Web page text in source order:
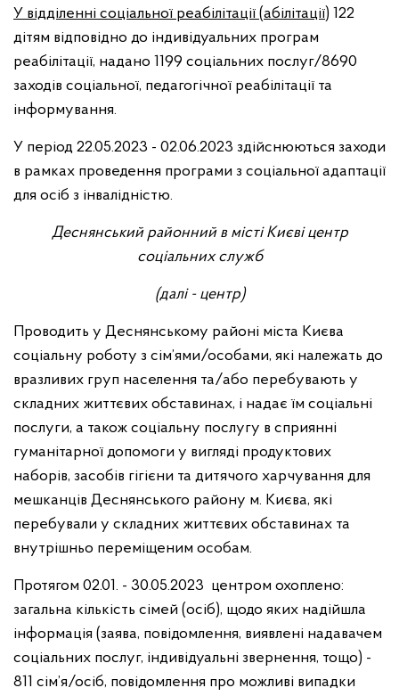
У відділенні соціальної реабілітації (абілітації) 122
дітям відповідно до індивідуальних програм
реабілітації, надано 1199 соціальних послуг/8690
заходів соціальної, педагогічної реабілітації та
інформування.
У період 22.05.2023 - 02.06.2023 здійснюються заходи
в рамках проведення програми з соціальної адаптації
для осіб з інвалідністю.
Деснянський районний в місті Києві центр
соціальних служб
(далі - центр)
Проводить у Деснянському районі міста Києва
соціальну роботу з сім’ями/особами, які належать до
вразливих груп населення та/або перебувають у
складних життєвих обставинах, і надає їм соціальні
послуги, а також соціальну послугу в сприянні
гуманітарної допомоги у вигляді продуктових
наборів, засобів гігієни та дитячого харчування для
мешканців Деснянського району м. Києва, які
перебували у складних життєвих обставинах та
внутрішньо переміщеним особам.
Протягом 02.01. - 30.05.2023 центром охоплено:
загальна кількість сімей (осіб), щодо яких надійшла
інформація (заява, повідомлення, виявлені надавачем
соціальних послуг, індивідуальні звернення, тощо) -
811 сім’я/осіб, повідомлення про можливі випадки